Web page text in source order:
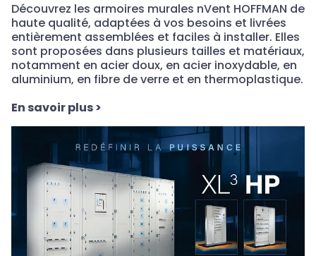
Augmentez votre productivité, réduisez vos délais
Découvrez les armoires murales nVent HOFFMAN de
haute qualité, adaptées à vos besoins et livrées
entièrement assemblées et faciles à installer. Elles
sont proposées dans plusieurs tailles et matériaux,
notamment en acier doux, en acier inoxydable, en
aluminium, en fibre de verre et en thermoplastique.
En savoir plus